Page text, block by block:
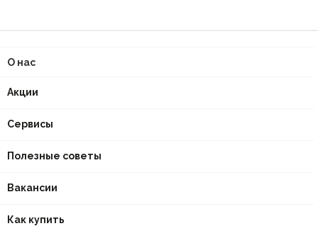
О нас
Акции
Сервисы
Полезные советы
Вакансии
Как купить